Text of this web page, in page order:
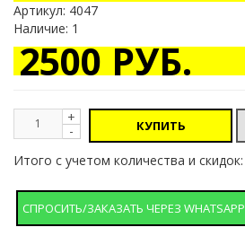
Артикул: 4047
Наличие: 1
2500 РУБ.
+
- КУПИТЬ
Итого с учетом количества и скидок:
СПРОСИТЬ/ЗАКАЗАТЬ ЧЕРЕЗ WHATSAPP